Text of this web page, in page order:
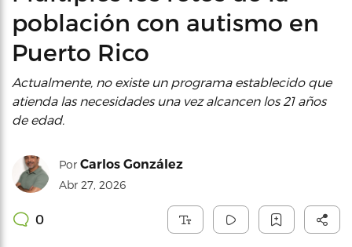
población con autismo en
Puerto Rico
Actualmente, no existe un programa establecido que
atienda las necesidades una vez alcancen los 21 años
de edad.
Por Carlos González
Abr 27, 2026
0